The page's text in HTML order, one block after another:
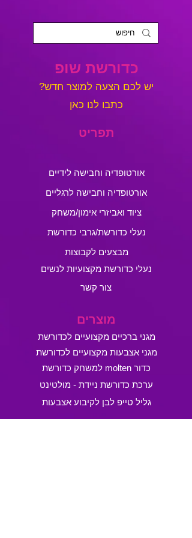
כדורשת שופ
?יש לכם הצעה למוצר חדש
כתבו לנו כאן
תפריט
אורטופדיה וחבישה לידיים
אורטופדיה וחבישה לרגליים
ציוד ואביזרי אימון/משחק
נעלי כדורשת/גרבי כדורשת
מבצעים לקבוצות
נעלי כדורשת מקצועיות לנשים
צור קשר
מוצרים
מגני ברכיים מקצועיים לכדורשת
מגני אצבעות מקצועיים לכדורשת
כדור molten למשחק כדורשת
ערכת כדורשת ניידת - מולטינט
גליל טייפ לבן לקיבוע אצבעות